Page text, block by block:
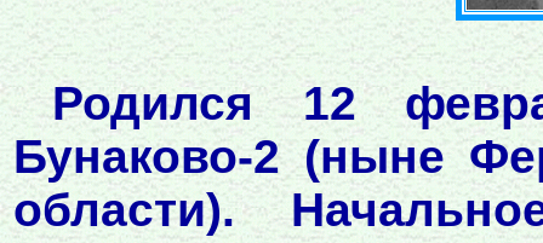
Родился 12
Бунаково-2 (ныне
области).